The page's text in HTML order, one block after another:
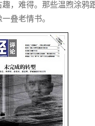
趣，难得。那些温煦涂鸦
叠老情书。